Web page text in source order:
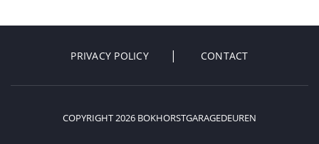
PRIVACY POLICY CONTACT
COPYRIGHT 2026 BOKHORSTGARAGEDEUREN